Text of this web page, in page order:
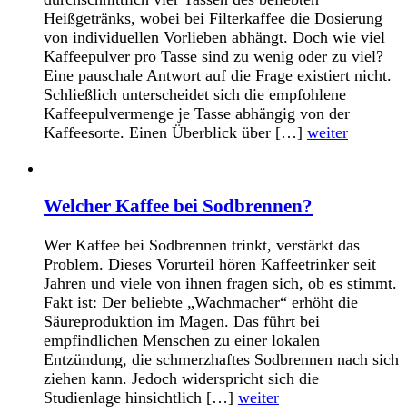
Heißgetränks, wobei bei Filterkaffee die Dosierung
von individuellen Vorlieben abhängt. Doch wie viel
Kaffeepulver pro Tasse sind zu wenig oder zu viel?
Eine pauschale Antwort auf die Frage existiert nicht.
Schließlich unterscheidet sich die empfohlene
Kaffeepulvermenge je Tasse abhängig von der
Kaffeesorte. Einen Überblick über […] weiter
Welcher Kaffee bei Sodbrennen?
Wer Kaffee bei Sodbrennen trinkt, verstärkt das
Problem. Dieses Vorurteil hören Kaffeetrinker seit
Jahren und viele von ihnen fragen sich, ob es stimmt.
Fakt ist: Der beliebte „Wachmacher“ erhöht die
Säureproduktion im Magen. Das führt bei
empfindlichen Menschen zu einer lokalen
Entzündung, die schmerzhaftes Sodbrennen nach sich
ziehen kann. Jedoch widerspricht sich die
Studienlage hinsichtlich […] weiter